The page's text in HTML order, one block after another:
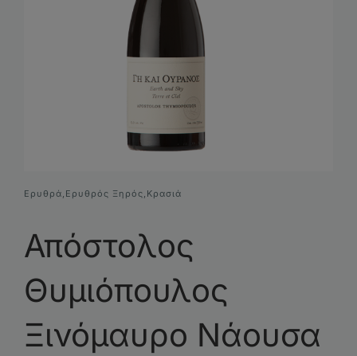
Ερυθρά, Ερυθρός Ξηρός, Κρασιά
Απόστολος
Θυμιόπουλος
Ξινόμαυρο Νάουσα